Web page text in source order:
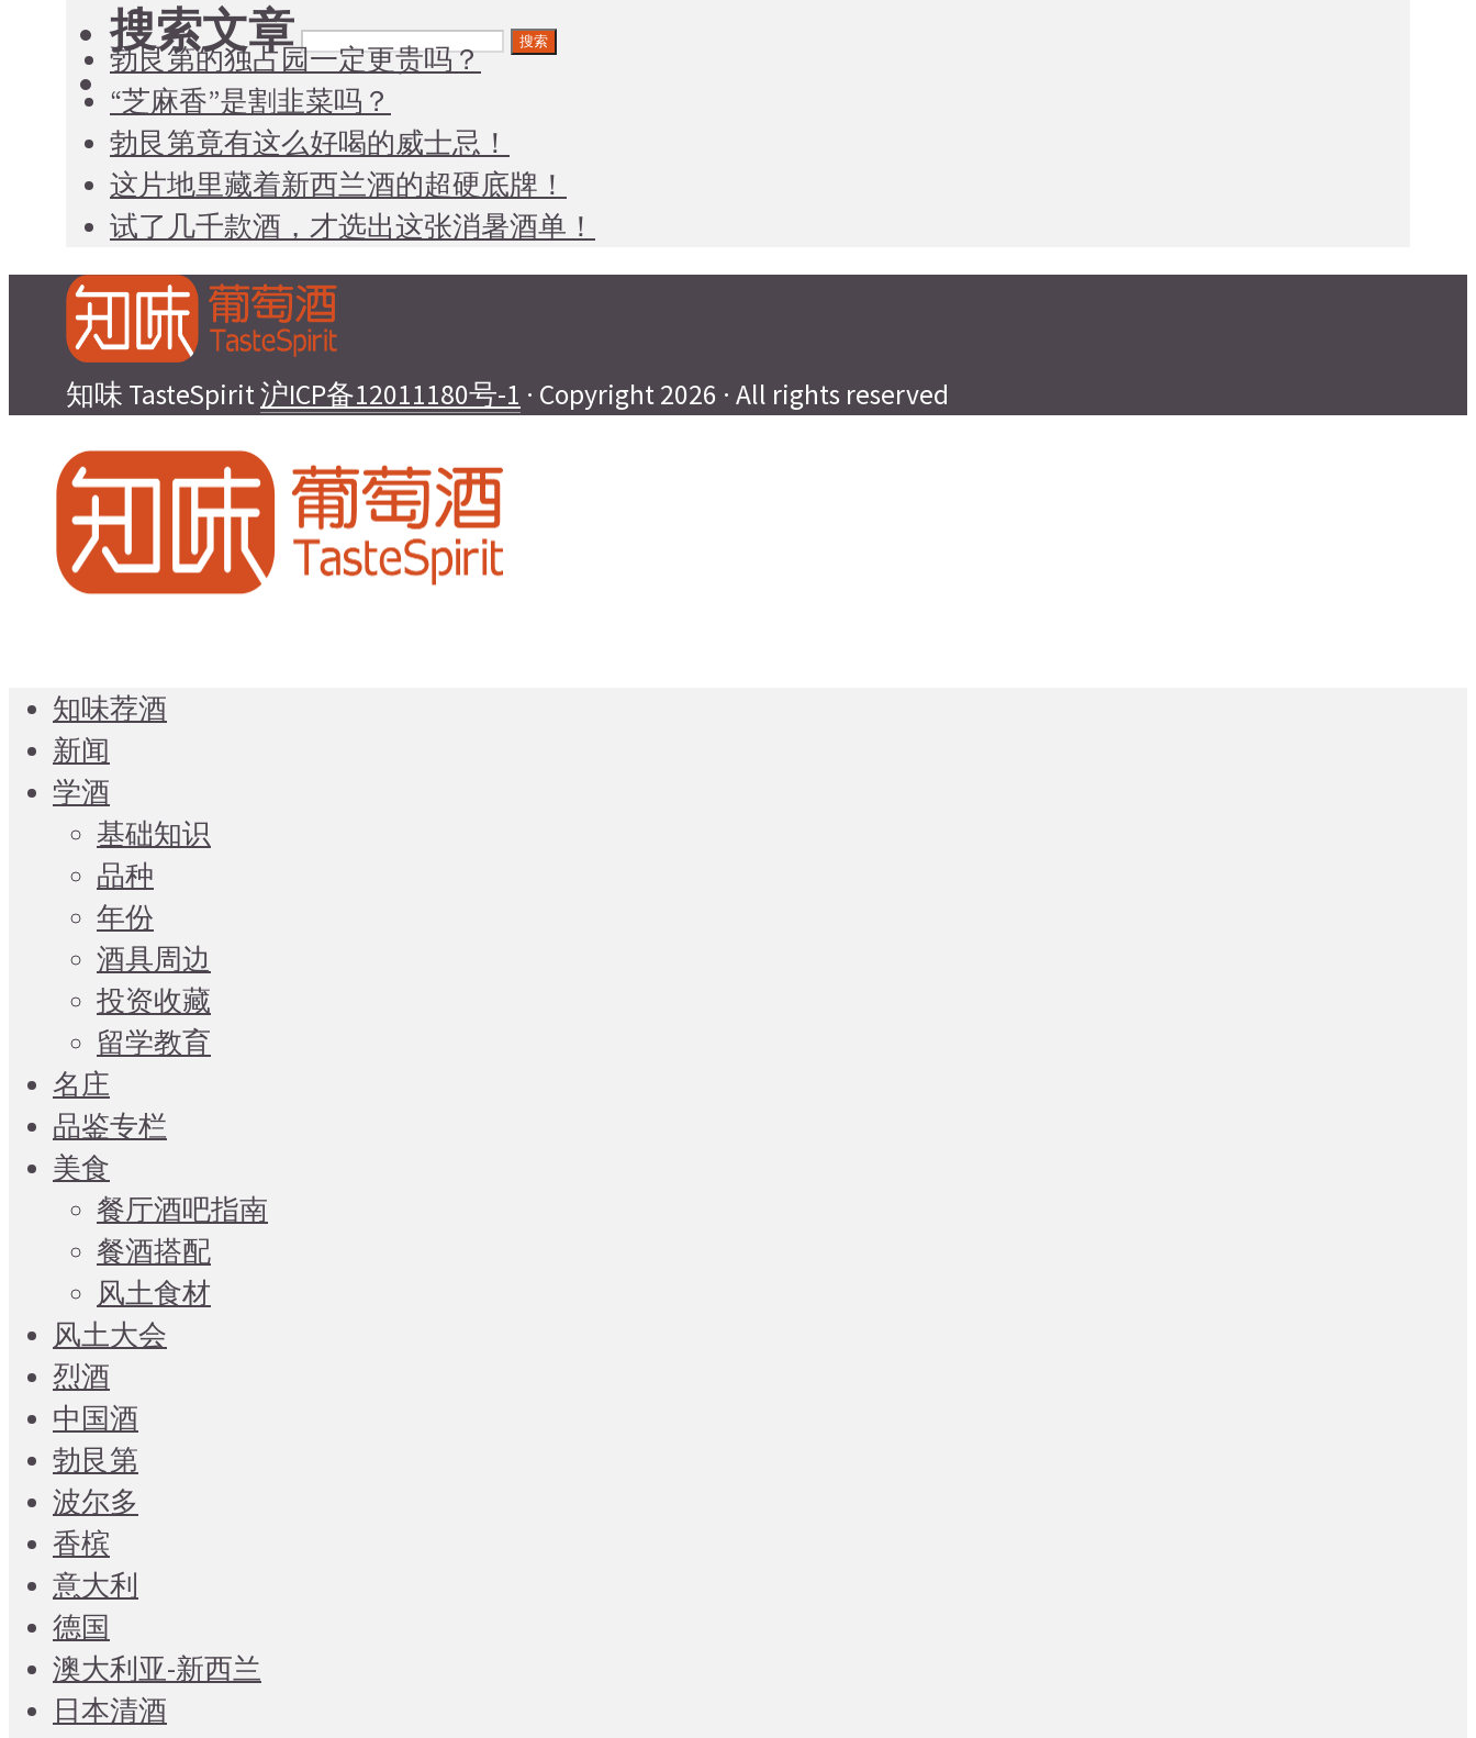
搜索文章 搜索
勃艮第的独占园一定更贵吗？
“芝麻香”是割韭菜吗？
勃艮第竟有这么好喝的威士忌！
这片地里藏着新西兰酒的超硬底牌！
试了几千款酒，才选出这张消暑酒单！
知味 TasteSpirit沪ICP备12011180号-1 · Copyright 2026 · All rights reserved
知味荐酒
新闻
学酒
基础知识
品种
年份
酒具周边
投资收藏
留学教育
名庄
品鉴专栏
美食
餐厅酒吧指南
餐酒搭配
风土食材
风土大会
烈酒
中国酒
勃艮第
波尔多
香槟
意大利
德国
澳大利亚-新西兰
日本清酒